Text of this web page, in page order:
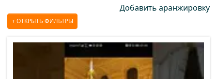
Добавить аранжировку
ОТКРЫТЬ ФИЛЬТРЫ